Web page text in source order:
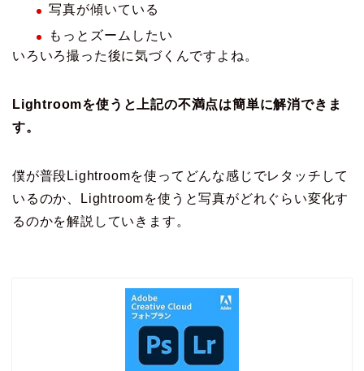
写真が傾いている
もっとズームしたい
いろいろ撮った後に気づくんですよね。
Lightroomを使うと上記の不満点は簡単に解消できま
す。
僕が普段Lightroomを使ってどんな感じでレタッチして
いるのか、Lightroomを使うと写真がどれぐらい変化す
るのかを解説していきます。